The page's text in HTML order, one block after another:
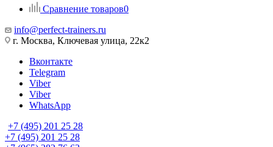
Сравнение товаров0
info@perfect-trainers.ru
г. Москва, Ключевая улица, 22к2
Вконтакте
Telegram
Viber
Viber
WhatsApp
+7 (495) 201 25 28
+7 (495) 201 25 28